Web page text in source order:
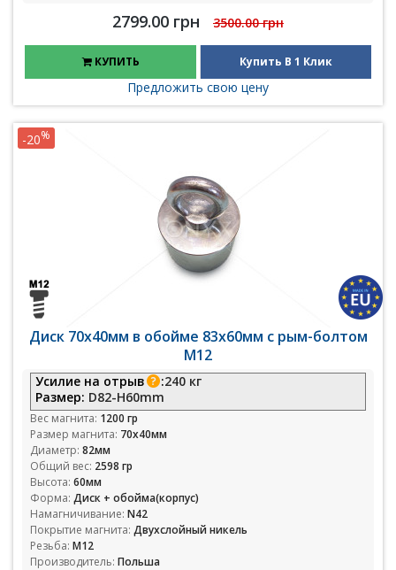
2799.00 грн 3500.00 грн
КУПИТЬ Купить В 1 Клик
Предложить свою цену
Диск 70х40мм в обойме 83х60мм с рым-болтом
М12
Усилие на отрыв :240 кг
Размер: D82-H60mm
Вес магнита: 1200 гр
Размер магнита: 70х40мм
Диаметр: 82мм
Общий вес: 2598 гр
Высота: 60мм
Форма: Диск + обойма(корпус)
Намагничивание: N42
Покрытие магнита: Двухслойный никель
Резьба: М12
Производитель: Польша
-20%